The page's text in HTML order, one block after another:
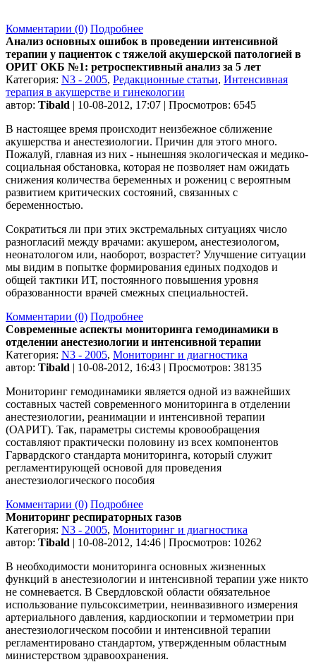
Комментарии (0) Подробнее
Анализ основных ошибок в проведении интенсивной
терапии у пациенток с тяжелой акушерской патологией в
ОРИТ ОКБ №1: ретроспективный анализ за 5 лет
Категория: N3 - 2005, Редакционные статьи, Интенсивная
терапия в акушерстве и гинекологии
автор: Tibald | 10-08-2012, 17:07 | Просмотров: 6545
В настоящее время происходит неизбежное сближение
акушерства и анестезиологии. Причин для этого много.
Пожалуй, главная из них - нынешняя экологическая и медико-
социальная обстановка, которая не позволяет нам ожидать
снижения количества беременных и рожениц с вероятным
развитием критических состояний, связанных с
беременностью.
Сократиться ли при этих экстремальных ситуациях число
разногласий между врачами: акушером, анестезиологом,
неонатологом или, наоборот, возрастет? Улучшение ситуации
мы видим в попытке формирования единых подходов и
общей тактики ИТ, постоянного повышения уровня
образованности врачей смежных специальностей.
Комментарии (0) Подробнее
Современные аспекты мониторинга гемодинамики в
отделении анестезиологии и интенсивной терапии
Категория: N3 - 2005, Мониторинг и диагностика
автор: Tibald | 10-08-2012, 16:43 | Просмотров: 38135
Мониторинг гемодинамики является одной из важнейших
составных частей современного мониторинга в отделении
анестезиологии, реанимации и интенсивной терапии
(ОАРИТ). Так, параметры системы кровообращения
составляют практически половину из всех компонентов
Гарвардского стандарта мониторинга, который служит
регламентирующей основой для проведения
анестезиологического пособия
Комментарии (0) Подробнее
Мониторинг респираторных газов
Категория: N3 - 2005, Мониторинг и диагностика
автор: Tibald | 10-08-2012, 14:46 | Просмотров: 10262
В необходимости мониторинга основных жизненных
функций в анестезиологии и интенсивной терапии уже никто
не сомневается. В Свердловской области обязательное
использование пульсоксиметрии, неинвазивного измерения
артериального давления, кардиоскопии и термометрии при
анестезиологическом пособии и интенсивной терапии
регламентировано стандартом, утвержденным областным
министерством здравоохранения.